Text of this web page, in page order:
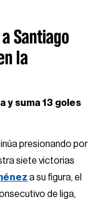
Santiago
la
y suma 13 goles
presionando por
siete victorias
a su figura, el
de liga,